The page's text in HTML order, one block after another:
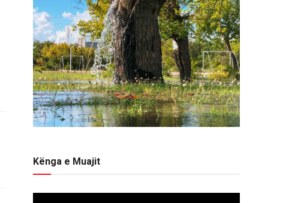
Kënga e Muajit